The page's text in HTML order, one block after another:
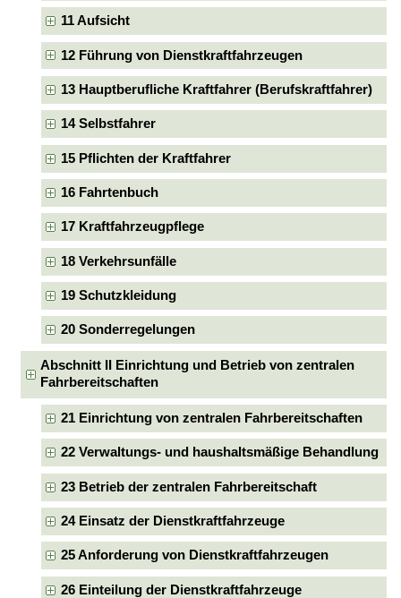
11 Aufsicht
12 Führung von Dienstkraftfahrzeugen
13 Hauptberufliche Kraftfahrer (Berufskraftfahrer)
14 Selbstfahrer
15 Pflichten der Kraftfahrer
16 Fahrtenbuch
17 Kraftfahrzeugpflege
18 Verkehrsunfälle
19 Schutzkleidung
20 Sonderregelungen
Abschnitt II Einrichtung und Betrieb von zentralen
Fahrbereitschaften
21 Einrichtung von zentralen Fahrbereitschaften
22 Verwaltungs- und haushaltsmäßige Behandlung
23 Betrieb der zentralen Fahrbereitschaft
24 Einsatz der Dienstkraftfahrzeuge
25 Anforderung von Dienstkraftfahrzeugen
26 Einteilung der Dienstkraftfahrzeuge